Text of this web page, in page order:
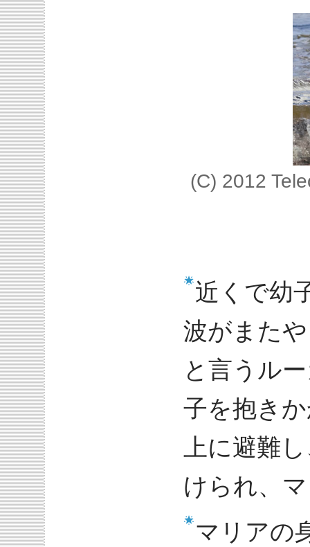
(C) 2012
近くで幼
波がまた
と言うル
子を抱き
上に避難
けられ、
マリアの